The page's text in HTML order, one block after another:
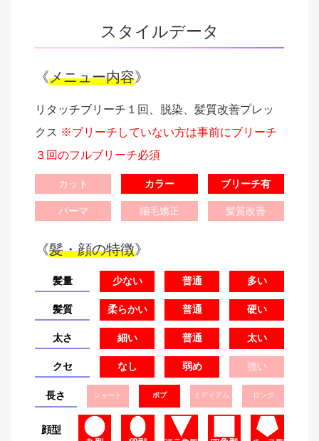
スタイルデータ
《メニュー内容》
リタッチブリーチ１回、脱染、髪質改善プレッ
クス ※ブリーチしていない方は事前にブリーチ
３回のフルブリーチ必須
カット カラー ブリーチ有
パーマ 縮毛矯正 髪質改善
《髪・顔の特徴》
髪量 少ない 普通 多い
髪質 柔らかい 普通 硬い
太さ 細い 普通 太い
クセ なし 弱め 強い
長さ ショート ボブ ミディアム ロング
顔型